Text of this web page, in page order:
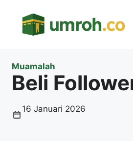
Muamalah
Beli
16 Januari 2026